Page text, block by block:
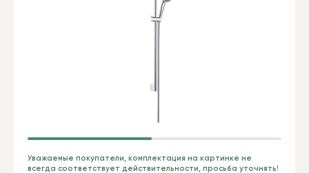
Уважаемые покупатели, комплектация на картинке не
всегда соответствует действительности, просьба уточнять!